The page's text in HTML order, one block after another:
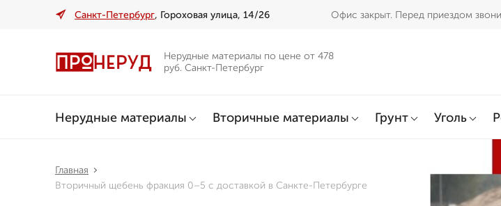
Санкт-Петербург, Гороховая улица, 14/26 Офис закрыт. Перед приездом
Нерудные материалы по цене от 478
руб. Санкт-Петербург
Нерудные материалы Вторичные материалы Грунт Уголь
Главная
Вторичный щебень фракция 0–5 с доставкой в Санкте-Петербурге